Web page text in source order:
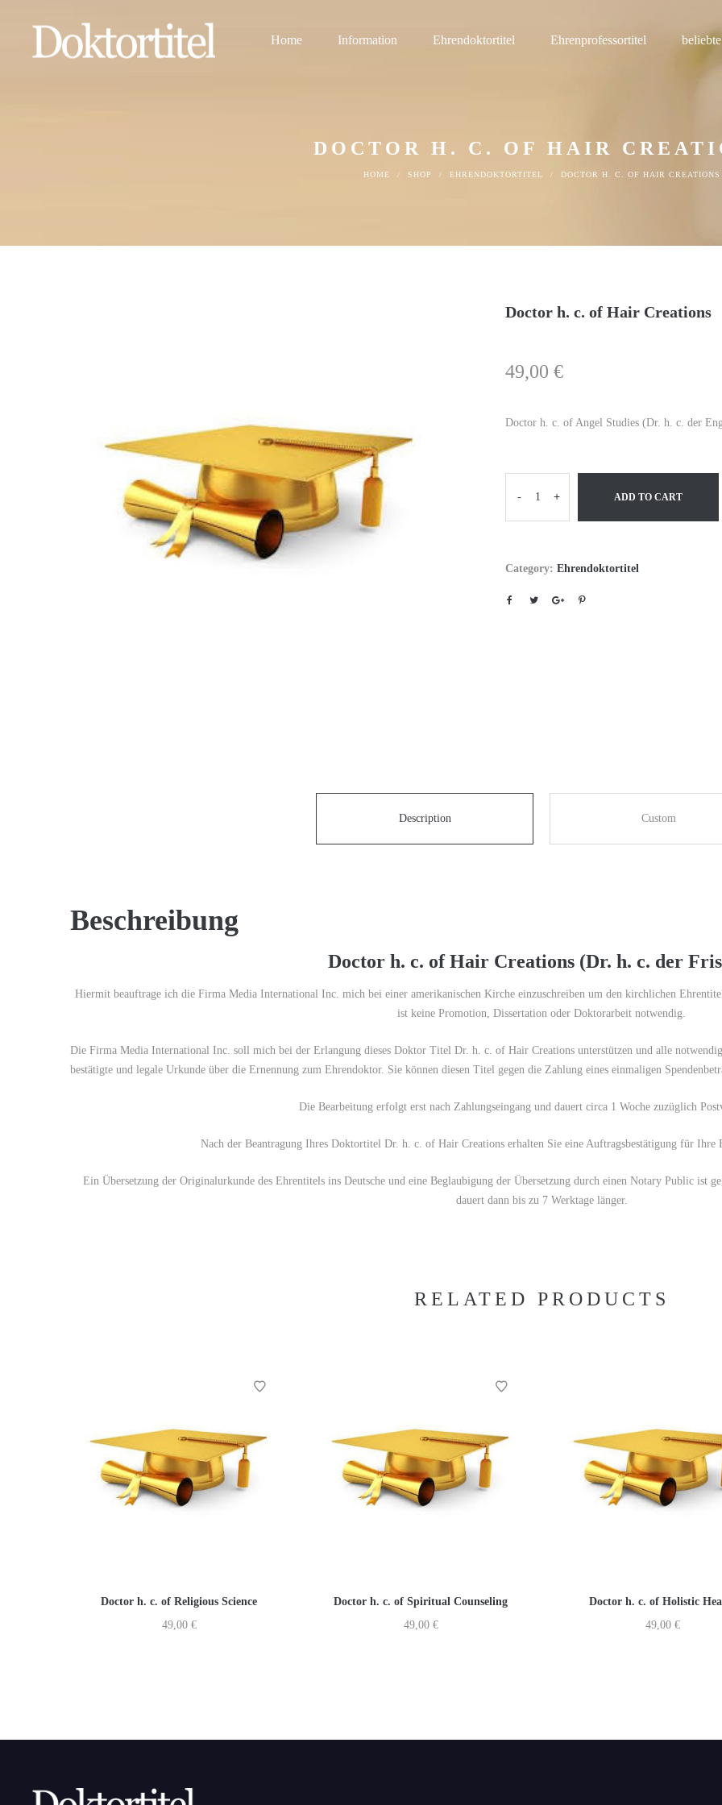
Home Information Ehrendoktortitel Ehrenprofessortitel
DOCTOR H. C. OF HAIR
HOME / SHOP / EHRENDOKTORTITEL / DOCTOR H. C. OF HAIR CREATIONS
Doctor h. c. of Hair Creations
49,00 €
Doctor h. c. of Angel Studies (Dr. h. c. der
- + ADD TO CART
Category: Ehrendoktortitel
Description Custom
Beschreibung
Doctor h. c. of Hair Creations (Dr. h. c. der
Hiermit beauftrage ich die Firma Media International Inc. mich bei einer amerikanischen Kirche einzuschreiben um den kirchlichen
ist keine Promotion, Dissertation oder Doktorarbeit notwendig.
Die Firma Media International Inc. soll mich bei der Erlangung dieses Doktor Titel Dr. h. c. of Hair Creations unterstützen und alle
bestätigte und legale Urkunde über die Ernennung zum Ehrendoktor. Sie können diesen Titel gegen die Zahlung eines einmaligen
Die Bearbeitung erfolgt erst nach Zahlungseingang und dauert circa 1 Woche zuzüglich
Nach der Beantragung Ihres Doktortitel Dr. h. c. of Hair Creations erhalten Sie eine Auftragsbestätigung für Ihre
Ein Übersetzung der Originalurkunde des Ehrentitels ins Deutsche und eine Beglaubigung der Übersetzung durch einen Notary Public ist
dauert dann bis zu 7 Werktage länger.
RELATED PRODUCTS
Doctor h. c. of Religious Science
49,00 €
Doctor h. c. of Spiritual Counseling
49,00 €
Doctor h. c. of Holistic
49,00 €